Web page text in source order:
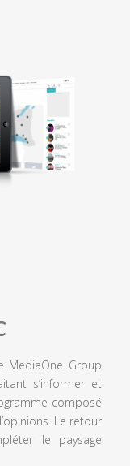
MediaOne Group
s’informer et
composé
Le retour
le paysage